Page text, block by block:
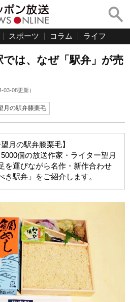
スポーツ コラム ライフ
では、なぜ「駅弁」が売
03-08更新）
月の駅弁膝栗毛
望月の駅弁膝栗毛】
個の放送作家・ライター望月
を運びながら名作・新作合わせ
き駅弁」をご紹介します。